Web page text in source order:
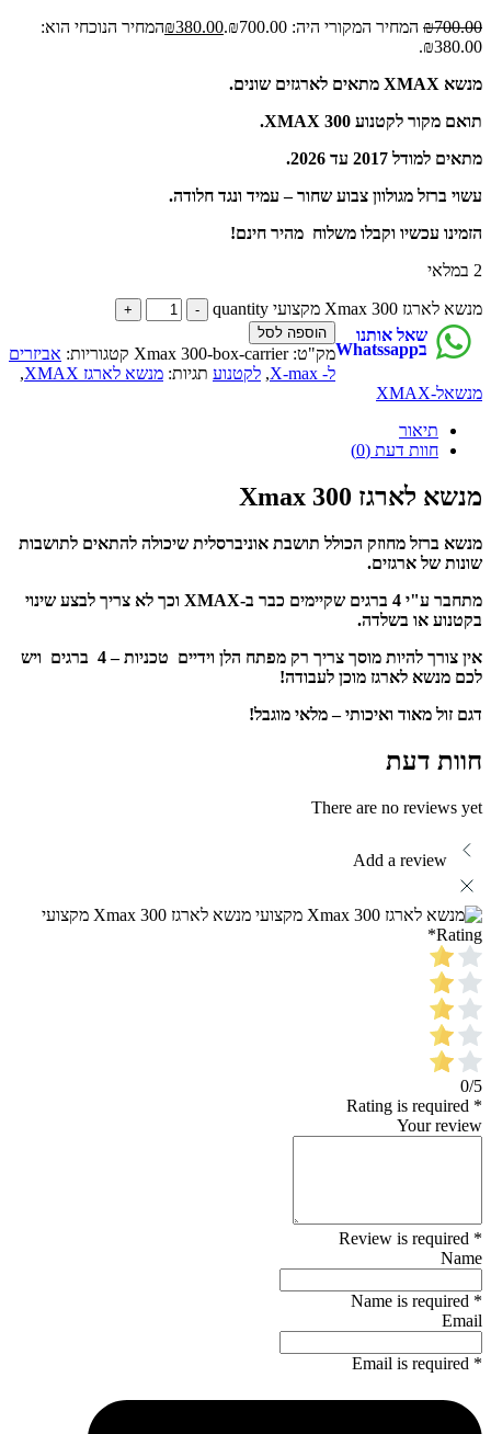
₪700.00 המחיר המקורי היה: ₪700.00. ₪380.00
המחיר הנוכחי הוא:
₪380.00.
מנשא XMAX מתאים לארגזים שונים.
תואם מקור לקטנוע XMAX 300.
מתאים למודל 2017 עד 2026.
עשוי ברזל מגולוון צבוע שחור – עמיד ונגד חלודה.
הזמינו עכשיו וקבלו משלוח מהיר חינם!
2 במלאי
מנשא לארגז Xmax 300 מקצועי quantity
הוספה לסל שאל אותנו
בWhatssapp מק"ט:Xmax 300-box-carrier קטגוריות: אביזרים
ל- X-max
, לקטנוע תגיות: מנשא לארגז XMAX
,
מנשאל-XMAX
תיאור
חוות דעת (0)
מנשא לארגז Xmax 300
מנשא ברזל מחוזק הכולל תושבת אוניברסלית שיכולה להתאים לתושבות
שונות של ארגזים.
מתחבר ע"י 4 ברגים שקיימים כבר ב-XMAX וכך לא צריך לבצע שינוי
בקטנוע או בשלדה.
אין צורך להיות מוסך צריך רק מפתח הלן וידיים טכניות – 4 ברגים ויש
לכם מנשא לארגז מוכן לעבודה!
דגם זול מאוד ואיכותי – מלאי מוגבל!
חוות דעת
There are no reviews yet
Add a review
מנשא לארגז Xmax 300 מקצועי
Rating
*
0/5
* Rating is required
Your review
* Review is required
Name
* Name is required
Email
* Email is required